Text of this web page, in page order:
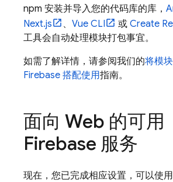
npm 安装并导入您的代码库的库，
Next.js
、 Vue CLI 或 Create
工具会自动处理模块打包事宜。
如需了解详情，请参阅我们的将模
Firebase 搭配使用指南。
面向 Web 的可用
Firebase 服务
现在，您已完成相应设置，可以使用